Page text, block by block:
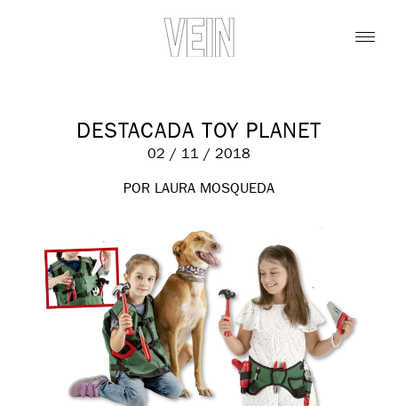
DESTACADA TOY PLANET
02 / 11 / 2018
POR LAURA MOSQUEDA